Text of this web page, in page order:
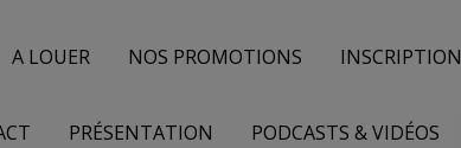
A LOUER NOS PROMOTIONS INSCRIPTION
PRÉSENTATION PODCASTS & VIDÉOS